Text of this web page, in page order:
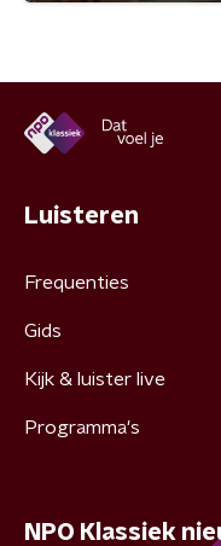
Luisteren
Frequenties
Gids
Kijk & luister live
Programma's
NPO Klassiek